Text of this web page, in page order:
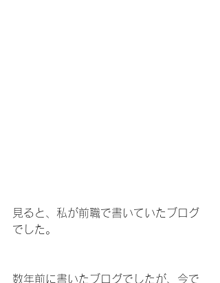
見ると、私が前職で書いていたブログ
でした。
数年前に書いたブログでしたが、今で